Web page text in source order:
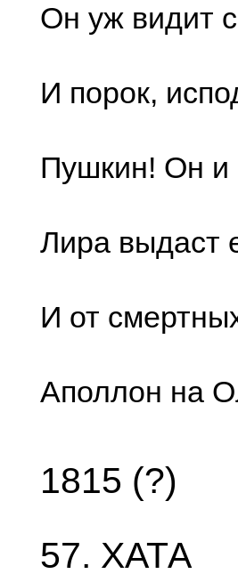
Он уж видит
И порок,
Пушкин! Он и
Лира выдаст
И от
Аполлон на
1815 (?)
57. ХАТА